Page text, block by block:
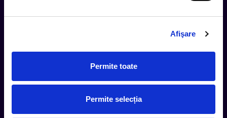
Afişare
Permite toate
Permite selecția
Termeni si Conditii
Politica Confidentialitate